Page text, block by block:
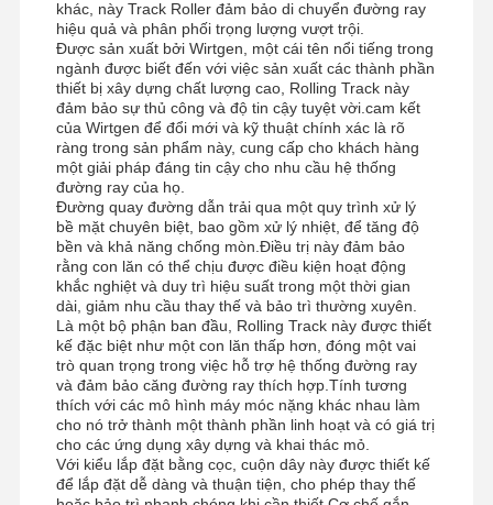
khác, này Track Roller đảm bảo di chuyển đường ray
hiệu quả và phân phối trọng lượng vượt trội.
Được sản xuất bởi Wirtgen, một cái tên nổi tiếng trong
ngành được biết đến với việc sản xuất các thành phần
thiết bị xây dựng chất lượng cao, Rolling Track này
đảm bảo sự thủ công và độ tin cậy tuyệt vời.cam kết
của Wirtgen để đổi mới và kỹ thuật chính xác là rõ
ràng trong sản phẩm này, cung cấp cho khách hàng
một giải pháp đáng tin cậy cho nhu cầu hệ thống
đường ray của họ.
Đường quay đường dẫn trải qua một quy trình xử lý
bề mặt chuyên biệt, bao gồm xử lý nhiệt, để tăng độ
bền và khả năng chống mòn.Điều trị này đảm bảo
rằng con lăn có thể chịu được điều kiện hoạt động
khắc nghiệt và duy trì hiệu suất trong một thời gian
dài, giảm nhu cầu thay thế và bảo trì thường xuyên.
Là một bộ phận ban đầu, Rolling Track này được thiết
kế đặc biệt như một con lăn thấp hơn, đóng một vai
trò quan trọng trong việc hỗ trợ hệ thống đường ray
và đảm bảo căng đường ray thích hợp.Tính tương
thích với các mô hình máy móc nặng khác nhau làm
cho nó trở thành một thành phần linh hoạt và có giá trị
cho các ứng dụng xây dựng và khai thác mỏ.
Với kiểu lắp đặt bằng cọc, cuộn dây này được thiết kế
để lắp đặt dễ dàng và thuận tiện, cho phép thay thế